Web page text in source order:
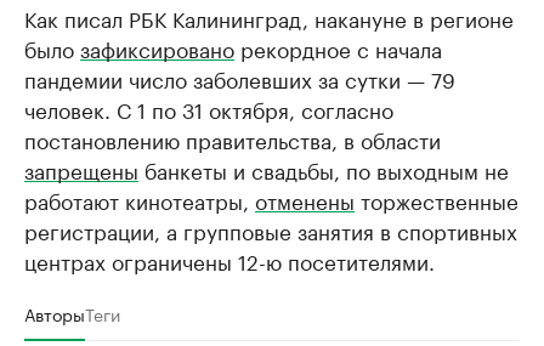
Как писал РБК Калининград, накануне в регионе
былозафиксировано рекордное с начала
пандемии число заболевших за сутки — 79
человек. С 1 по 31 октября, согласно
постановлению правительства, в области
запрещены банкеты и свадьбы, по выходным не
работают кинотеатры, отменены торжественные
регистрации, а групповые занятия в спортивных
центрах ограничены 12-ю посетителями.
АвторыТеги